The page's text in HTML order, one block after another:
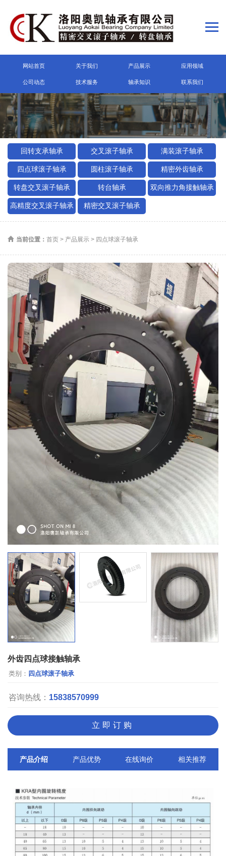
网站首页 关于我们 产品展示 应用领域
公司动态 技术服务 轴承知识 联系我们
回转支承轴承 交叉滚子轴承 满装滚子轴承
四点球滚子轴承 圆柱滚子轴承 精密外齿轴承
转盘交叉滚子轴承 转台轴承 双向推力角接触轴承
高精度交叉滚子轴承 精密交叉滚子轴承
当前位置： 首页 > 产品展示 > 四点球滚子轴承
外齿四点球接触轴承
类别： 四点球滚子轴承
咨询热线： 15838570999
立即订购
产品介绍 产品优势 在线询价 相关推荐